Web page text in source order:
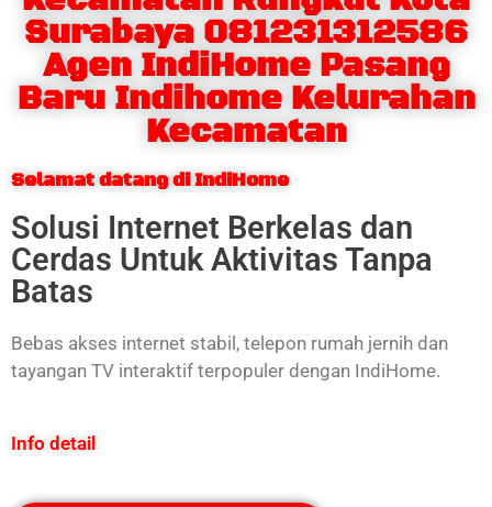
Surabaya 081231312586
Agen IndiHome Pasang
Baru Indihome Kelurahan
Kecamatan
Selamat datang di IndiHome
Solusi Internet Berkelas dan
Cerdas Untuk Aktivitas Tanpa
Batas
Bebas akses internet stabil, telepon rumah jernih dan
tayangan TV interaktif terpopuler dengan IndiHome.
Info detail